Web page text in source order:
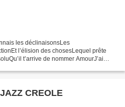
les déclinaisonsLes
l’élision des chosesLequel prête
t’arrive de nommer AmourJ’ai
CREOLE